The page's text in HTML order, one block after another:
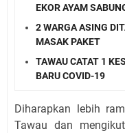
EKOR AYAM
2 WARGA ASING
MASAK PAKET
TAWAU CATAT 1
BARU COVID-19
Diharapkan lebih
Tawau dan